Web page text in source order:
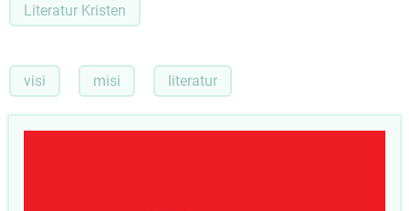
Literatur Kristen
visi misi literatur